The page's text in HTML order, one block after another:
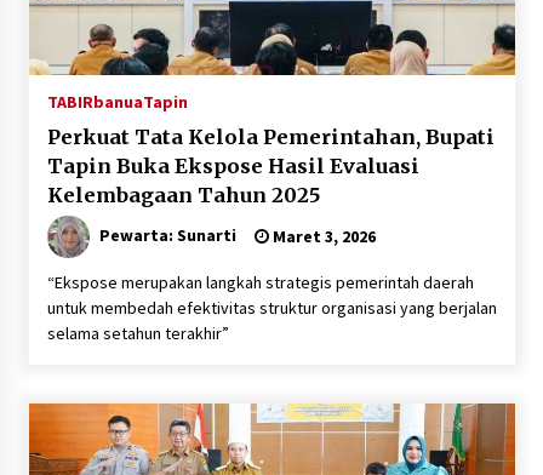
TABIRbanuaTapin
Perkuat Tata Kelola Pemerintahan, Bupati
Tapin Buka Ekspose Hasil Evaluasi
Kelembagaan Tahun 2025
Pewarta: Sunarti Maret 3, 2026
“Ekspose merupakan langkah strategis pemerintah daerah
untuk membedah efektivitas struktur organisasi yang berjalan
selama setahun terakhir”